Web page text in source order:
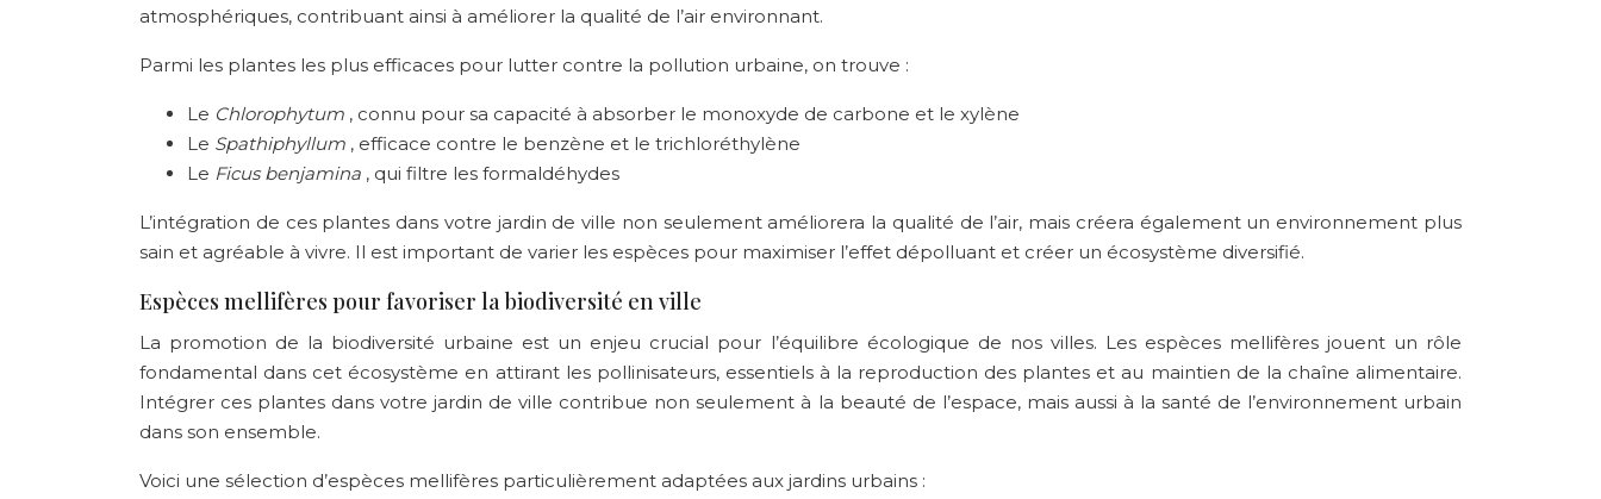
atmosphériques, contribuant ainsi à améliorer la qualité de l’air environnant.
Parmi les plantes les plus efficaces pour lutter contre la pollution urbaine, on trouve :
Le Chlorophytum , connu pour sa capacité à absorber le monoxyde de carbone et le xylène
Le Spathiphyllum , efficace contre le benzène et le trichloréthylène
Le Ficus benjamina , qui filtre les formaldéhydes
L’intégration de ces plantes dans votre jardin de ville non seulement améliorera la qualité de l’air, mais créera également un environnement plus
sain et agréable à vivre. Il est important de varier les espèces pour maximiser l’effet dépolluant et créer un écosystème diversifié.
Espèces mellifères pour favoriser la biodiversité en ville
La promotion de la biodiversité urbaine est un enjeu crucial pour l’équilibre écologique de nos villes. Les espèces mellifères jouent un rôle
fondamental dans cet écosystème en attirant les pollinisateurs, essentiels à la reproduction des plantes et au maintien de la chaîne alimentaire.
Intégrer ces plantes dans votre jardin de ville contribue non seulement à la beauté de l’espace, mais aussi à la santé de l’environnement urbain
dans son ensemble.
Voici une sélection d’espèces mellifères particulièrement adaptées aux jardins urbains :